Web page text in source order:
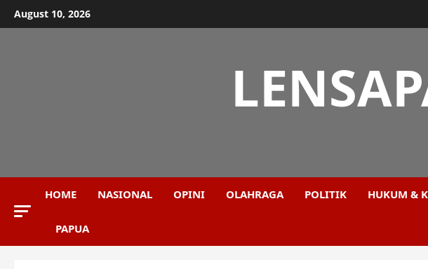
Skip
to
August 10, 2026
HOME NASIONAL OPINI OLAHRAGA POLITIK HUKUM &
PAPUA